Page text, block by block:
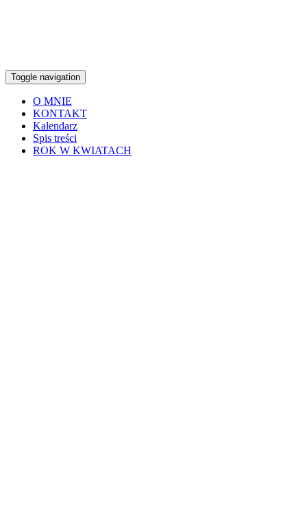
Toggle navigation
O MNIE
KONTAKT
Kalendarz
Spis treści
ROK W KWIATACH